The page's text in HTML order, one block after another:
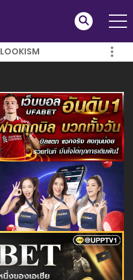
LOOKISM